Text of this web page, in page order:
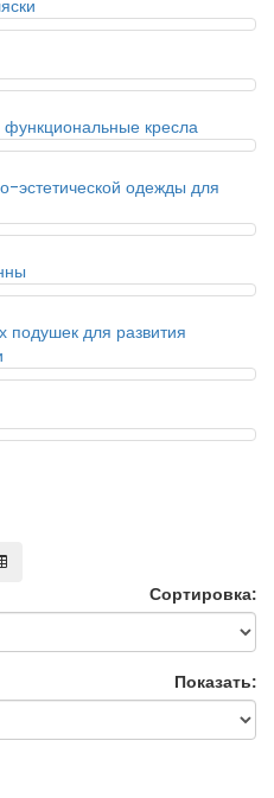
функциональные кресла
эстетической одежды для
подушек для развития
Сортировка:
Показать: